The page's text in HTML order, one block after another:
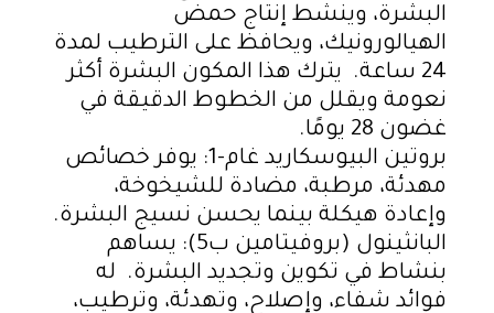
البشرة، وينشط إنتاج حمض
الهيالورونيك، ويحافظ على الترطيب لمدة
24 ساعة. يترك هذا المكون البشرة أكثر
نعومة ويقلل من الخطوط الدقيقة في
غضون 28 يومًا.
بروتين البيوسكاريد غام-1: يوفر خصائص
مهدئة، مرطبة، مضادة للشيخوخة،
وإعادة هيكلة بينما يحسن نسيج البشرة.
البانثينول (بروفيتامين ب5)
: يساهم
بنشاط في تكوين وتجديد البشرة. له
فوائد شفاء، وإصلاح، وتهدئة، وترطيب،